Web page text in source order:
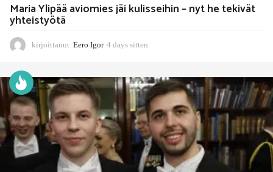
Maria Ylipää aviomies jäi kulisseihin – nyt he tekivät
yhteistyötä
kirjoittanut Eero Igor 4 days sitten
y
s
s
i
t
t
e
n